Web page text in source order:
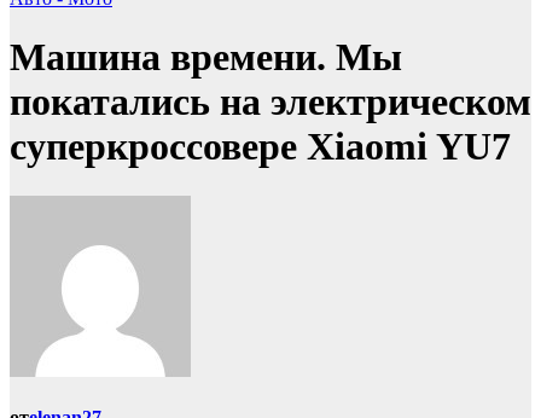
Машина времени. Мы
покатались на электрическом
суперкроссовере Xiaomi YU7